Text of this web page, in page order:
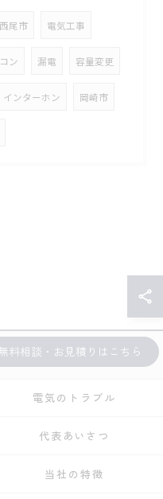
西尾市 電気工事
ン 漏電 容量変更
インターホン 岡崎市
料相談・お見積りはこちら
電気のトラブル
代表あいさつ
当社の特徴